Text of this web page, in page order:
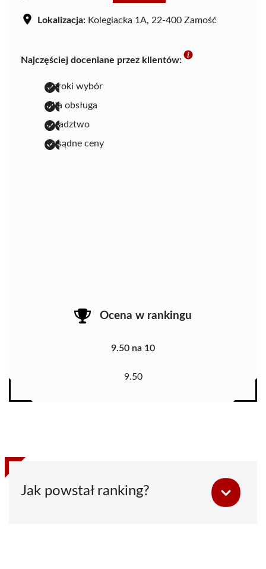
Lokalizacja: Kolegiacka 1A, 22-400 Zamość
Najczęściej doceniane przez klientów:
szeroki wybór
miła obsługa
doradztwo
rozsądne ceny
Ocena w rankingu
9.50 na 10
9.50
Jak powstał ranking?